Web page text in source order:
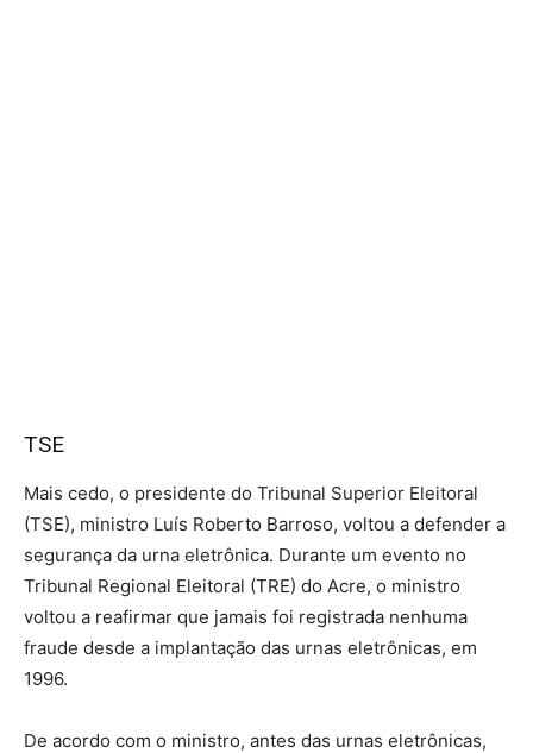
TSE
Mais cedo, o presidente do Tribunal Superior Eleitoral
(TSE), ministro Luís Roberto Barroso, voltou a defender a
segurança da urna eletrônica. Durante um evento no
Tribunal Regional Eleitoral (TRE) do Acre, o ministro
voltou a reafirmar que jamais foi registrada nenhuma
fraude desde a implantação das urnas eletrônicas, em
1996.
De acordo com o ministro, antes das urnas eletrônicas,